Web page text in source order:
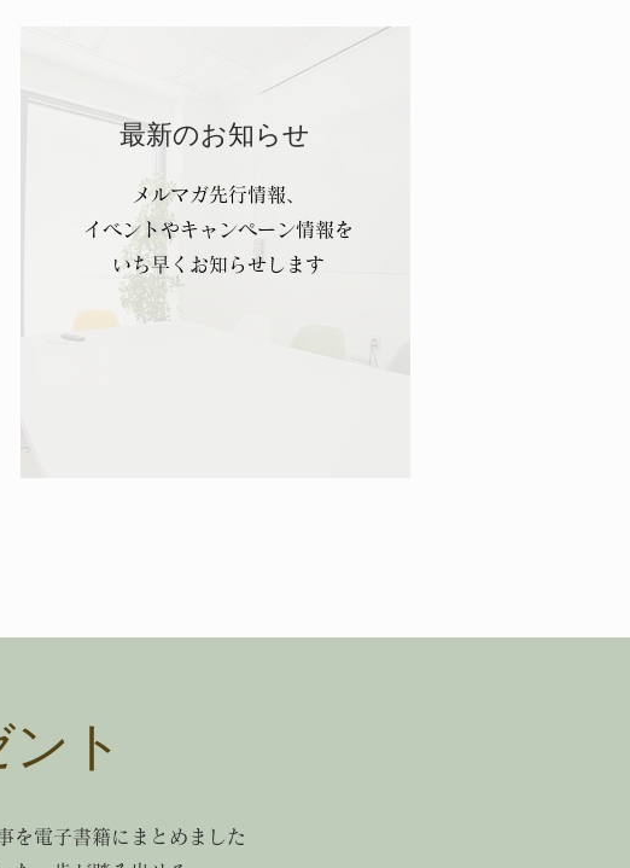
最新のお知らせ
メルマガ先行情報、
イベントやキャンペーン情報を
いち早くお知らせします
ト
を電子書籍にまとめました